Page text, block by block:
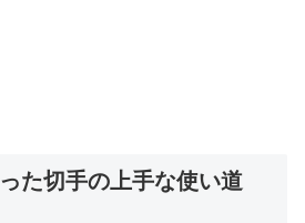
た切手の上手な使い道